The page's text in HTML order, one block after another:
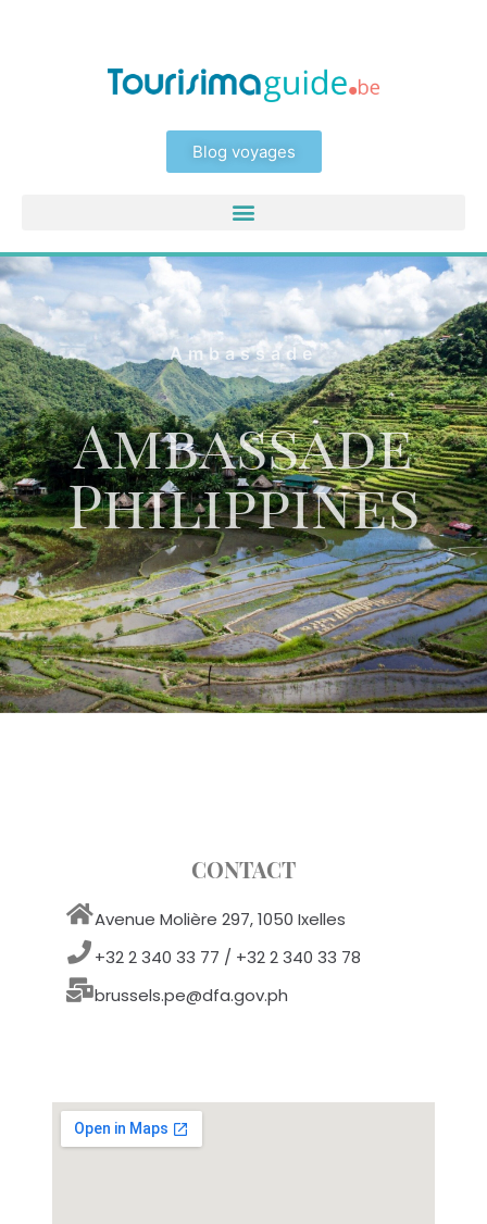
Blog voyages
Ambassade
Ambassade
Philippines
CONTACT
Avenue Molière 297, 1050 Ixelles
+32 2 340 33 77 / +32 2 340 33 78
brussels.pe@dfa.gov.ph